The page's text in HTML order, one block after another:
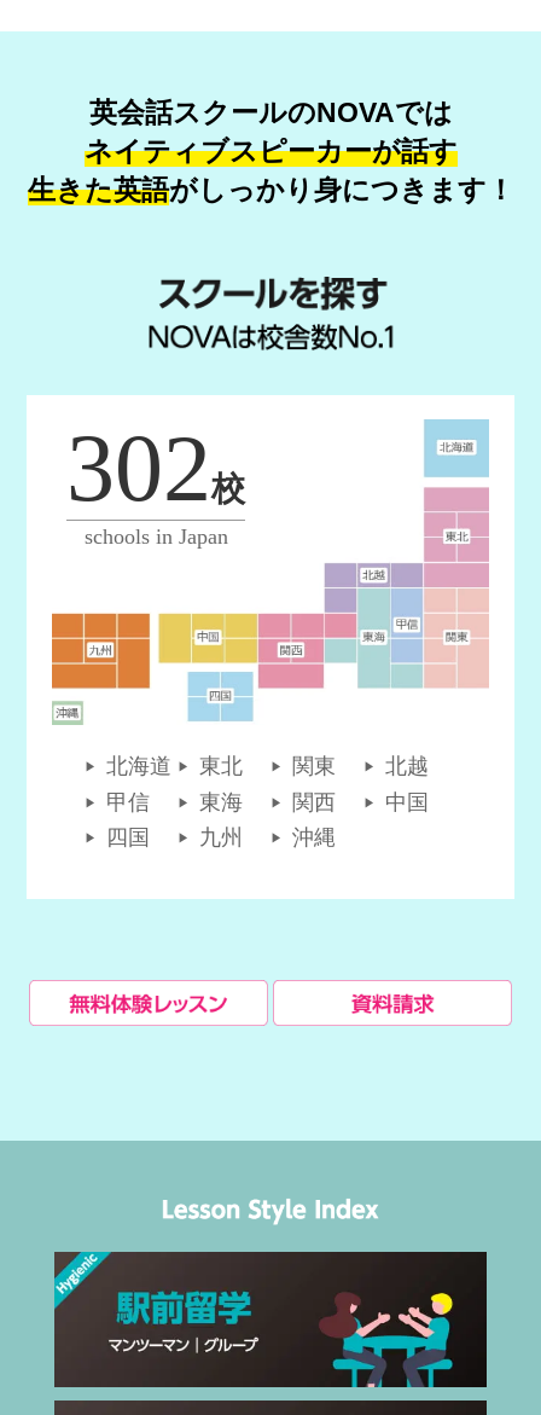
英会話スクールのNOVAでは
ネイティブスピーカーが話す
生きた英語がしっかり身につきます！
北海道 東北 関東
北越
甲信
東海 関西
中国
四国
九州 沖縄
302校
schools in Japan